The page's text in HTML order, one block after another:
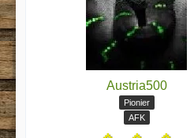
Austria500
Pionier
AFK